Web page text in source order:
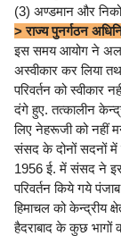
(3) अण्डमान और
> राज्य पुनर्गठन
इस समय आयोग ने अलग
अस्वीकार कर लिया
परिवर्तन को स्वीकार
दंगे हुए. तत्कालीन
लिए नेहरूजी को नहीं
संसद के दोनों सदनों में
1956 ई. में संसद ने इस
परिवर्तन किये गये
हिमाचल को केन्द्रीय
हैदराबाद के कुछ भागों